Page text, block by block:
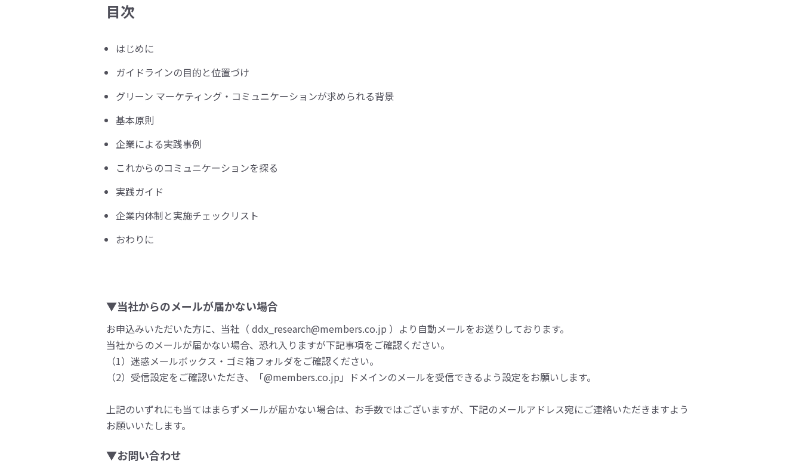
目次
はじめに
ガイドラインの目的と位置づけ
グリーン マーケティング・コミュニケーションが求められる背景
基本原則
企業による実践事例
これからのコミュニケーションを探る
実践ガイド
企業内体制と実施チェックリスト
おわりに
▼当社からのメールが届かない場合
お申込みいただいた方に、当社（ ddx_research@members.co.jp ）より自動メールをお送りしております。
当社からのメールが届かない場合、恐れ入りますが下記事項をご確認ください。
（1）迷惑メールボックス・ゴミ箱フォルダをご確認ください。
（2）受信設定をご確認いただき、「@members.co.jp」ドメインのメールを受信できるよう設定をお願いします。
上記のいずれにも当てはまらずメールが届かない場合は、お手数ではございますが、下記のメールアドレス宛にご連絡いただきますよう
お願いいたします。
▼お問い合わせ